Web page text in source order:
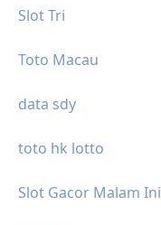
Slot Tri
Toto Macau
data sdy
toto hk lotto
Slot Gacor Malam Ini